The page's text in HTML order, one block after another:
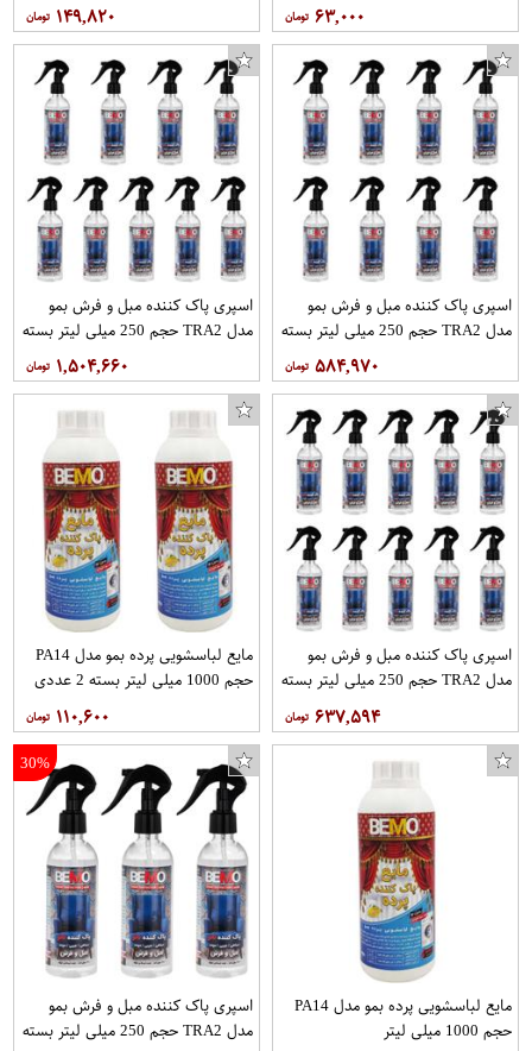
۶۳,۰۰۰ ۱۴۹,۸۲۰
اسپری پاک کننده مبل و فرش بمو
مدل TRA2 حجم 250 میلی لیتر بسته
۵۸۴,۹۷۰
اسپری پاک کننده مبل و فرش بمو
مدل TRA2 حجم 250 میلی لیتر بسته
۱,۵۰۴,۶۶۰
اسپری پاک کننده مبل و فرش بمو
مدل TRA2 حجم 250 میلی لیتر بسته
۶۳۷,۵۹۴
مایع لباسشویی پرده بمو مدل PA14
حجم 1000 میلی لیتر بسته 2 عددی
۱۱۰,۶۰۰
مایع لباسشویی پرده بمو مدل PA14
حجم 1000 میلی لیتر
30%
اسپری پاک کننده مبل و فرش بمو
مدل TRA2 حجم 250 میلی لیتر بسته